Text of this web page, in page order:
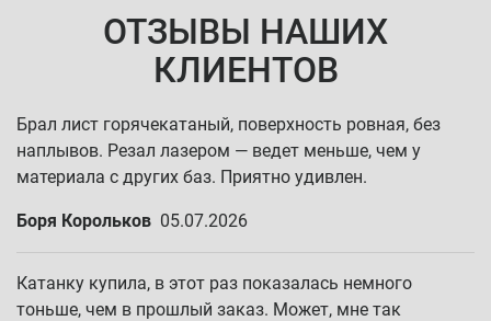
ОТЗЫВЫ НАШИХ
КЛИЕНТОВ
Брал лист горячекатаный, поверхность ровная, без
наплывов. Резал лазером — ведет меньше, чем у
материала с других баз. Приятно удивлен.
Боря Корольков 05.07.2026
Катанку купила, в этот раз показалась немного
тоньше, чем в прошлый заказ. Может, мне так